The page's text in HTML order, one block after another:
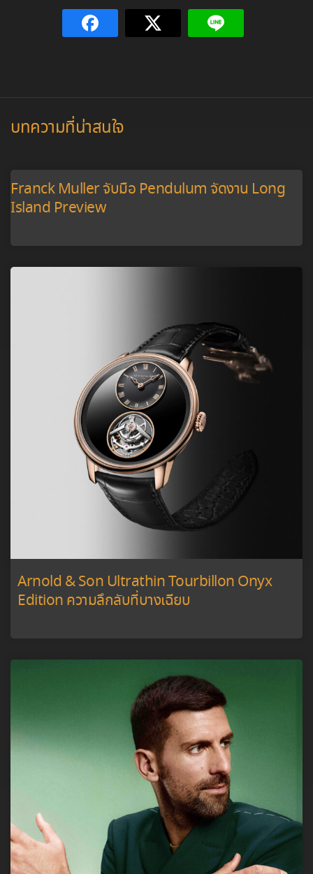
บทความที่น่าสนใจ
Franck Muller จับมือ Pendulum จัดงาน Long
Island Preview
Arnold & Son Ultrathin Tourbillon Onyx
Edition ความลึกลับที่บางเฉียบ